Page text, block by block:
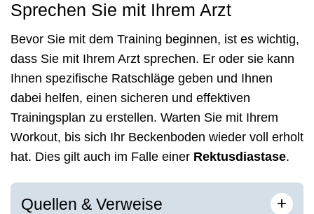
Sprechen Sie mit Ihrem Arzt
Bevor Sie mit dem Training beginnen, ist es wichtig,
dass Sie mit Ihrem Arzt sprechen. Er oder sie kann
Ihnen spezifische Ratschläge geben und Ihnen
dabei helfen, einen sicheren und effektiven
Trainingsplan zu erstellen. Warten Sie mit Ihrem
Workout, bis sich Ihr Beckenboden wieder voll erholt
hat. Dies gilt auch im Falle einer Rektusdiastase.
Quellen & Verweise +